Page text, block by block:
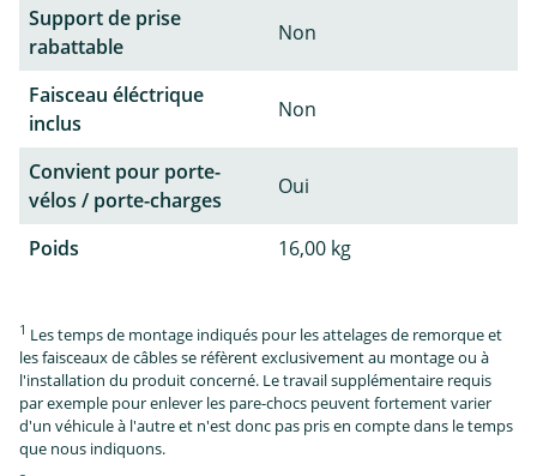
Support de prise
rabattable
Non
Faisceau éléctrique
inclus
Non
Convient pour porte-
vélos / porte-charges
Oui
Poids 16,00 kg
1 Les temps de montage indiqués pour les attelages de remorque et
les faisceaux de câbles se réfèrent exclusivement au montage ou à
l'installation du produit concerné. Le travail supplémentaire requis
par exemple pour enlever les pare-chocs peuvent fortement varier
d'un véhicule à l'autre et n'est donc pas pris en compte dans le temps
que nous indiquons.